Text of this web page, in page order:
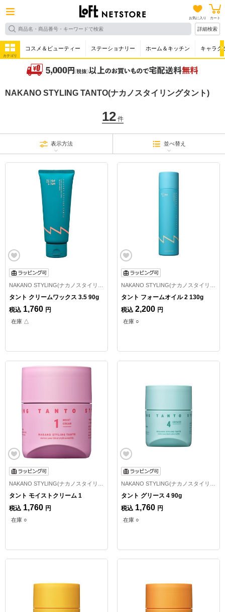
お気に入り カート
詳細検索
カテゴリ
コスメ＆ビューティー ステーショナリー ホーム＆キッチン キャラク
NAKANO STYLING TANTO(ナカノスタイリングタント)
12件
表示方法 並べ替え
NAKANO STYLING(ナカノスタイリング)
タント クリームワックス 3.5 90g
税込 1,760 円
在庫 △
NAKANO STYLING(ナカノスタイリング)
タント フォームオイル 2 130g
税込 2,200 円
在庫 ○
タント モイストクリーム 1
税込 1,760 円
在庫 ○
タント グリース 4 90g
税込 1,760 円
在庫 ○